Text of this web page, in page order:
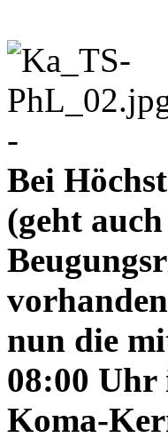
-
Bei
(geht
nun die
08:00
Koma-